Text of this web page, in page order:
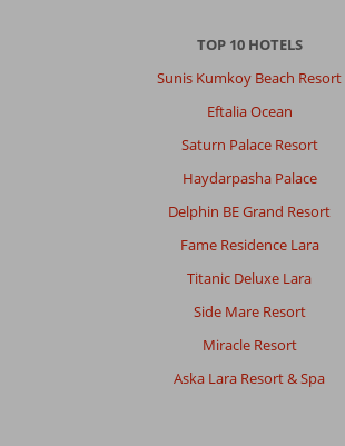
TOP 10 HOTELS
Sunis Kumkoy Beach Resort
Eftalia Ocean
Saturn Palace Resort
Haydarpasha Palace
Delphin BE Grand Resort
Fame Residence Lara
Titanic Deluxe Lara
Side Mare Resort
Miracle Resort
Aska Lara Resort & Spa